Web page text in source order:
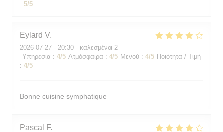
: 5/5
Eylard V
2026-07-27 - 20:30 - καλεσμένοι 2
Υπηρεσία : 4/5 Ατμόσφαιρα : 4/5 Μενού : 4/5 Ποιότητα / Τιμή
: 4/5
Bonne cuisine symphatique
Pascal F